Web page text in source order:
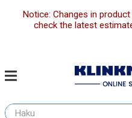
Notice: Changes in
check the latest